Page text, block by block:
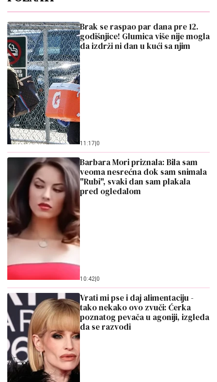
Brak se raspao par dana pre 12.
godišnjice! Glumica više nije mogla
da izdrži ni dan u kući sa njim
11:17 0
Barbara Mori priznala: Bila sam
veoma nesrećna dok sam snimala
"Rubi", svaki dan sam plakala
pred ogledalom
10:42 0
Vrati mi pse i daj alimentaciju -
tako nekako ovo zvuči: Ćerka
poznatog pevača u agoniji, izgleda
da se razvodi